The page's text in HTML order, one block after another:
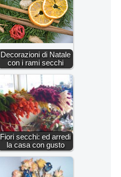
Decorazioni di Natale
con i rami secchi
Fiori secchi: ed arredi
la casa con gusto